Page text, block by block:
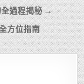
全過程揭秘 →
方位指南